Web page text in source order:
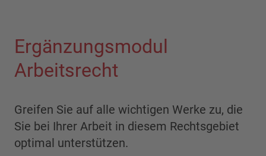
Ergänzungsmodul
Arbeitsrecht
Greifen Sie auf alle wichtigen Werke zu, die
Sie bei Ihrer Arbeit in diesem Rechtsgebiet
optimal unterstützen.